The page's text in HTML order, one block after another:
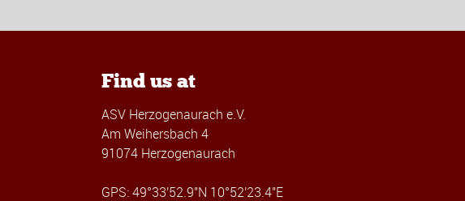
Find us at
ASV Herzogenaurach e.V.
Am Weihersbach 4
91074 Herzogenaurach
GPS: 49°33'52.9"N 10°52'23.4"E